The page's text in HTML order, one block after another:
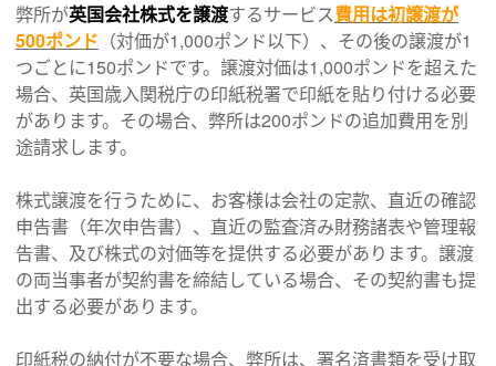
弊所が英国会社株式を譲渡するサービス費用は初譲渡が
500ポンド （対価が1,000ポンド以下）、その後の譲渡が1
つごとに150ポンドです。譲渡対価は1,000ポンドを超えた
場合、英国歳入関税庁の印紙税署で印紙を貼り付ける必要
があります。その場合、弊所は200ポンドの追加費用を別
途請求します。
株式譲渡を行うために、お客様は会社の定款、直近の確認
申告書（年次申告書）、直近の監査済み財務諸表や管理報
告書、及び株式の対価等を提供する必要があります。譲渡
の両当事者が契約書を締結している場合、その契約書も提
出する必要があります。
印紙税の納付が不要な場合、弊所は、署名済書類を受け取